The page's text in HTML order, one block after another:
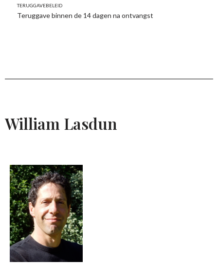
Teruggavebeleid
Teruggave binnen de 14 dagen na ontvangst
William Lasdun